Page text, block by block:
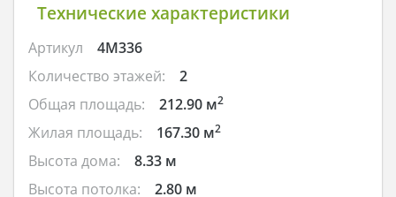
Технические характеристики
Артикул
4M336
Количество этажей:
2
Общая площадь:
212.90 м2
Жилая площадь: 167.30 м2
Высота дома:
8.33 м
Высота потолка:
2.80 м